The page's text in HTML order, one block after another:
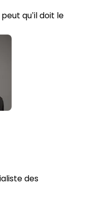
qu’il doit le
des